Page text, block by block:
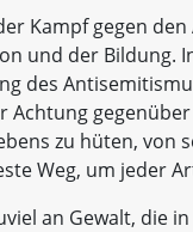
Kampf gegen
und der Bildung.
des
Achtung
zu hüten, von
Weg, um jeder
an Gewalt, die